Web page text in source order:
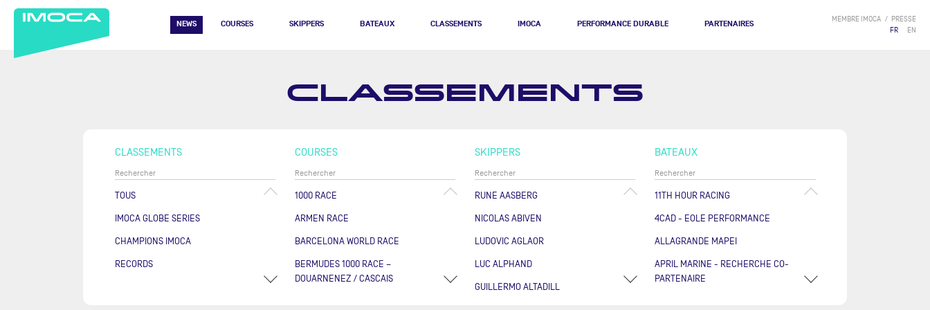
NEWS COURSES SKIPPERS BATEAUX CLASSEMENTS IMOCA PERFORMANCE DURABLE PARTENAIRES MEMBRE IMOCA
PRESSE
FR
EN
CLASSEMENTS
CLASSEMENTS
TOUS
IMOCA GLOBE SERIES
CHAMPIONS IMOCA
RECORDS
COURSES
1000 RACE
ARMEN RACE
BARCELONA WORLD RACE
BERMUDES 1000 RACE –
DOUARNENEZ / CASCAIS
SKIPPERS
RUNE AASBERG
NICOLAS ABIVEN
LUDOVIC AGLAOR
LUC ALPHAND
GUILLERMO ALTADILL
BATEAUX
11TH HOUR RACING
4CAD - EOLE PERFORMANCE
ALLAGRANDE MAPEI
APRIL MARINE - RECHERCHE CO-
PARTENAIRE